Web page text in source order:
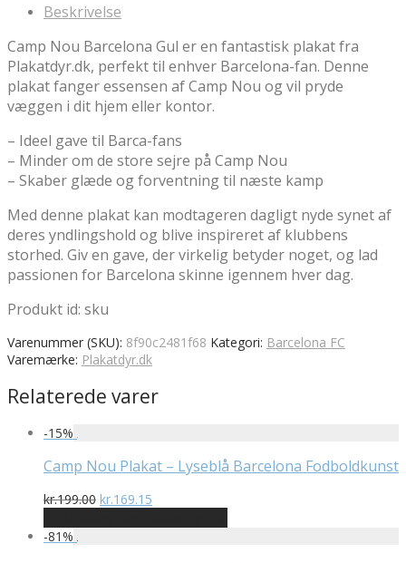
kr.199.00.kr.169.15.
Beskrivelse
Camp Nou Barcelona Gul er en fantastisk plakat fra
Plakatdyr.dk, perfekt til enhver Barcelona-fan. Denne
plakat fanger essensen af Camp Nou og vil pryde
væggen i dit hjem eller kontor.
– Ideel gave til Barca-fans
– Minder om de store sejre på Camp Nou
– Skaber glæde og forventning til næste kamp
Med denne plakat kan modtageren dagligt nyde synet af
deres yndlingshold og blive inspireret af klubbens
storhed. Giv en gave, der virkelig betyder noget, og lad
passionen for Barcelona skinne igennem hver dag.
Produkt id: sku
Varenummer (SKU): 8f90c2481f68 Kategori: Barcelona FC
Varemærke: Plakatdyr.dk
Relaterede varer
-15%
Camp Nou Plakat – Lyseblå Barcelona Fodboldkunst
kr.199.00 Den
pris
kr.169.15
pris
-81%